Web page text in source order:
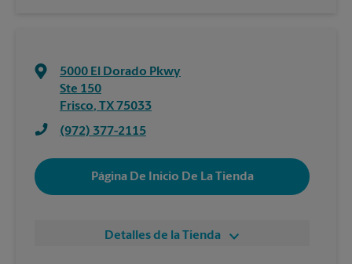
5000 El Dorado Pkwy
Ste 150
Frisco, TX 75033
(972) 377-2115
Página De Inicio De La Tienda
Detalles de la Tienda